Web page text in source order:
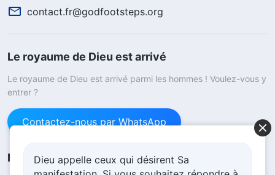
contact.fr@godfootsteps.org
Le royaume de Dieu est arrivé
Le royaume de Dieu est arrivé parmi les hommes ! Voulez-vous y
entrer ?
Contactez-nous par WhatsApp
Nous suivre
Dieu appelle ceux qui désirent Sa